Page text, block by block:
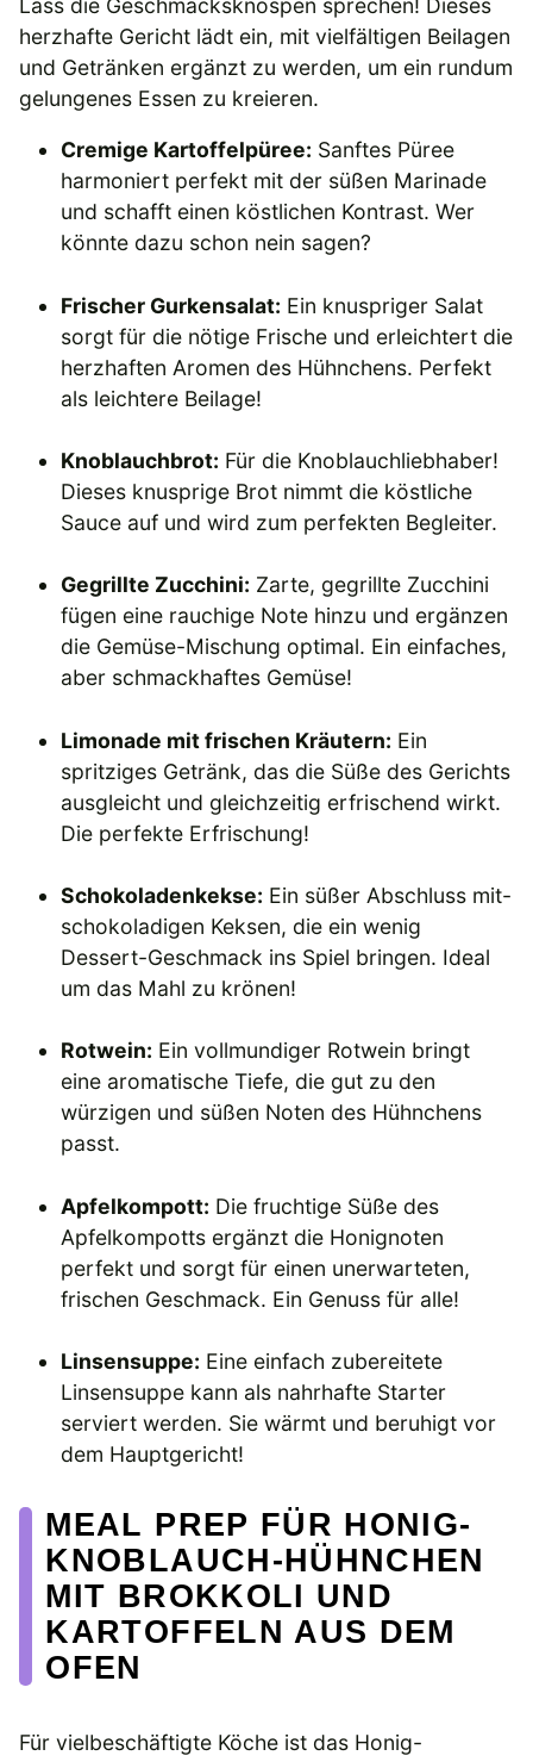
herzhafte Gericht lädt ein, mit vielfältigen Beilagen
und Getränken ergänzt zu werden, um ein rundum
gelungenes Essen zu kreieren.
Cremige Kartoffelpüree: Sanftes Püree
harmoniert perfekt mit der süßen Marinade
und schafft einen köstlichen Kontrast. Wer
könnte dazu schon nein sagen?
Frischer Gurkensalat: Ein knuspriger Salat
sorgt für die nötige Frische und erleichtert die
herzhaften Aromen des Hühnchens. Perfekt
als leichtere Beilage!
Knoblauchbrot: Für die Knoblauchliebhaber!
Dieses knusprige Brot nimmt die köstliche
Sauce auf und wird zum perfekten Begleiter.
Gegrillte Zucchini: Zarte, gegrillte Zucchini
fügen eine rauchige Note hinzu und ergänzen
die Gemüse-Mischung optimal. Ein einfaches,
aber schmackhaftes Gemüse!
Limonade mit frischen Kräutern: Ein
spritziges Getränk, das die Süße des Gerichts
ausgleicht und gleichzeitig erfrischend wirkt.
Die perfekte Erfrischung!
Schokoladenkekse: Ein süßer Abschluss mit-
schokoladigen Keksen, die ein wenig
Dessert-Geschmack ins Spiel bringen. Ideal
um das Mahl zu krönen!
Rotwein: Ein vollmundiger Rotwein bringt
eine aromatische Tiefe, die gut zu den
würzigen und süßen Noten des Hühnchens
passt.
Apfelkompott: Die fruchtige Süße des
Apfelkompotts ergänzt die Honignoten
perfekt und sorgt für einen unerwarteten,
frischen Geschmack. Ein Genuss für alle!
Linsensuppe: Eine einfach zubereitete
Linsensuppe kann als nahrhafte Starter
serviert werden. Sie wärmt und beruhigt vor
dem Hauptgericht!
MEAL PREP FÜR HONIG-
KNOBLAUCH-HÜHNCHEN
MIT BROKKOLI UND
KARTOFFELN AUS DEM
OFEN
Für vielbeschäftigte Köche ist das Honig-